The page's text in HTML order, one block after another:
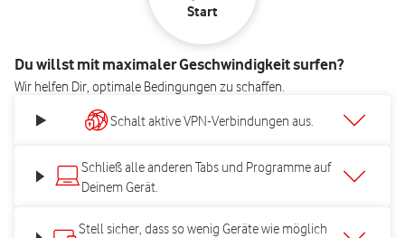
Start
Du willst mit maximaler Geschwindigkeit surfen?
Wir helfen Dir, optimale Bedingungen zu schaffen.
Schalt aktive VPN-Verbindungen aus.
Schließ alle anderen Tabs und Programme auf
Deinem Gerät.
Stell sicher, dass so wenig Geräte wie möglich